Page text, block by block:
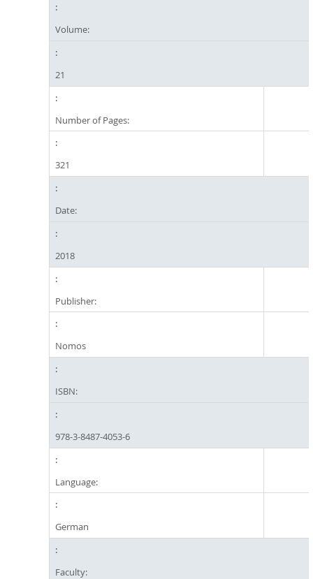
Volume:
21
Number of Pages:
321
Date:
2018
Publisher:
Nomos
ISBN:
978-3-8487-4053-6
Language:
German
Faculty: